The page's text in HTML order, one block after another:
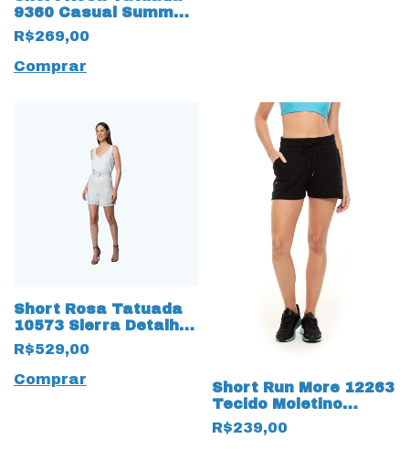
9360 Casual Summer
Crush Verde Folha
R$269,00
Comprar
Short Rosa Tatuada
10573 Sierra Detalhe
Bordado Linho
R$529,00
Comprar
Short Run More 12263
Tecido Moletino
Pettenati com
Proteção UV50+ Preto
R$239,00